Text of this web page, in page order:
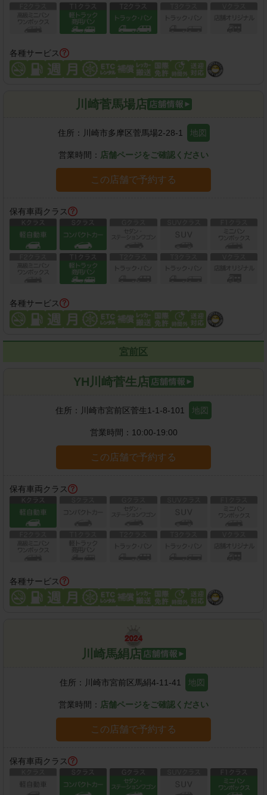
各種サービス
川崎菅馬場店
住所： 川崎市多摩区菅馬場2-28-1 地図
営業時間： 店舗ページをご確認ください
この店舗で予約する
保有車両クラス
各種サービス
宮前区
YH川崎菅生店
住所： 川崎市宮前区菅生1-1-8-101 地図
営業時間： 10:00-19:00
この店舗で予約する
保有車両クラス
各種サービス
川崎馬絹店
住所： 川崎市宮前区馬絹4-11-41 地図
営業時間： 店舗ページをご確認ください
この店舗で予約する
保有車両クラス